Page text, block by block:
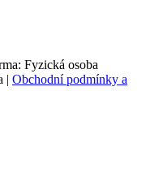
Fyzická osoba
| Obchodní podmínky a